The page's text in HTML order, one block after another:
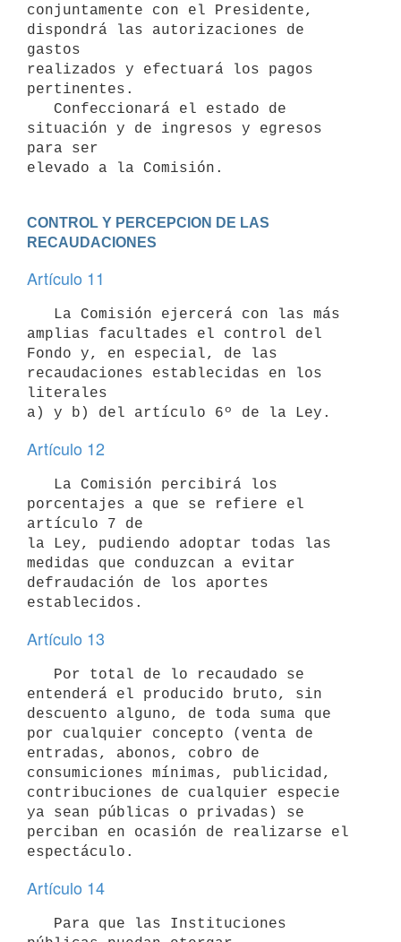
conjuntamente con el Presidente,
dispondrá las autorizaciones de
gastos
realizados y efectuará los pagos
pertinentes.
situación y de ingresos y egresos
para ser
CONTROL Y PERCEPCION DE LAS
RECAUDACIONES
Artículo 11
amplias facultades el control del
Fondo y, en especial, de las
recaudaciones establecidas en los
literales
Artículo 12
porcentajes a que se refiere el
artículo 7 de
la Ley, pudiendo adoptar todas las
medidas que conduzcan a evitar
defraudación de los aportes
Artículo 13
entenderá el producido bruto, sin
descuento alguno, de toda suma que
por cualquier concepto (venta de
entradas, abonos, cobro de
consumiciones mínimas, publicidad,
contribuciones de cualquier especie
ya sean públicas o privadas) se
perciban en ocasión de realizarse el
Artículo 14